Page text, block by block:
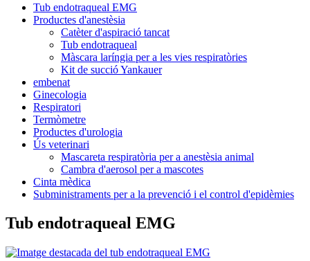
Tub endotraqueal EMG
Productes d'anestèsia
Catèter d'aspiració tancat
Tub endotraqueal
Màscara laríngia per a les vies respiratòries
Kit de succió Yankauer
embenat
Ginecologia
Respiratori
Termòmetre
Productes d'urologia
Ús veterinari
Mascareta respiratòria per a anestèsia animal
Cambra d'aerosol per a mascotes
Cinta mèdica
Subministraments per a la prevenció i el control d'epidèmies
Tub endotraqueal EMG